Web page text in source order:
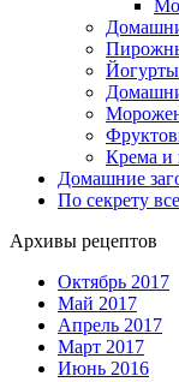
Йогурты
Крема и
Домашние
По секрету
Архивы рецептов
Октябрь 2017
Май 2017
Апрель 2017
Март 2017
Июнь 2016